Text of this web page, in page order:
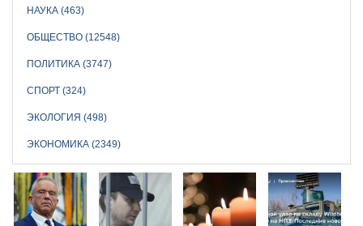
НАУКА (463)
ОБЩЕСТВО (12548)
ПОЛИТИКА (3747)
СПОРТ (324)
ЭКОЛОГИЯ (498)
ЭКОНОМИКА (2349)